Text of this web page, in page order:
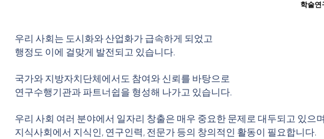
학술연
우리 사회는 도시화와 산업화가 급속하게 되었고
행정도 이에 걸맞게 발전되고 있습니다.
국가와 지방자치단체에서도 참여와 신뢰를 바탕으로
연구수행기관과 파트너쉽을 형성해 나가고 있습니다.
우리 사회 여러 분야에서 일자리 창출은 매우 중요한 문제로 대두되고 있으
지식사회에서 지식인, 연구인력, 전문가 등의 창의적인 활동이 필요합니다.